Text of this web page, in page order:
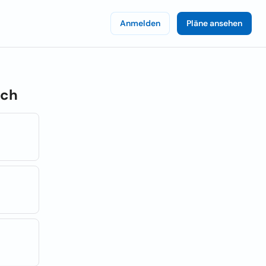
Anmelden Pläne ansehen